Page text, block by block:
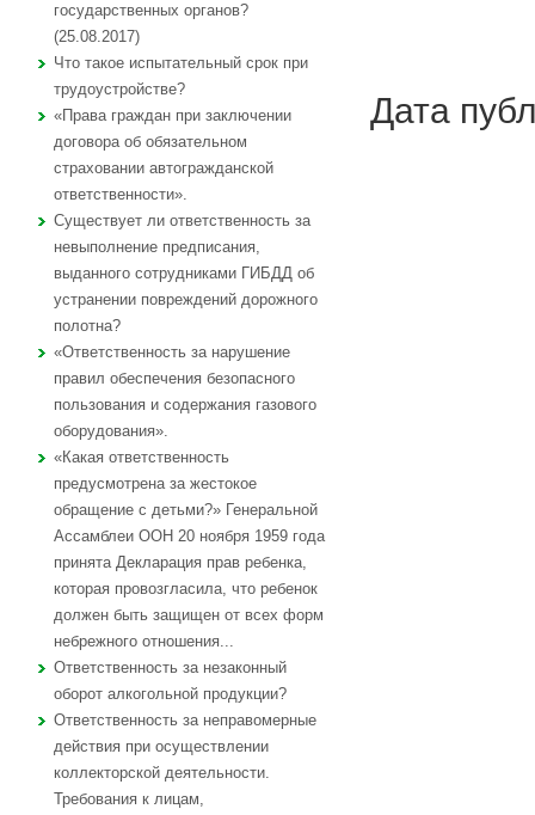
государственных органов?
(25.08.2017)
Что такое испытательный срок при
трудоустройстве?
«Права граждан при заключении
договора об обязательном
страховании автогражданской
ответственности».
Существует ли ответственность за
невыполнение предписания,
выданного сотрудниками ГИБДД об
устранении повреждений дорожного
полотна?
«Ответственность за нарушение
правил обеспечения безопасного
пользования и содержания газового
оборудования».
«Какая ответственность
предусмотрена за жестокое
обращение с детьми?» Генеральной
Ассамблеи ООН 20 ноября 1959 года
принята Декларация прав ребенка,
которая провозгласила, что ребенок
должен быть защищен от всех форм
небрежного отношения...
Ответственность за незаконный
оборот алкогольной продукции?
Ответственность за неправомерные
действия при осуществлении
коллекторской деятельности.
Требования к лицам,
Дата